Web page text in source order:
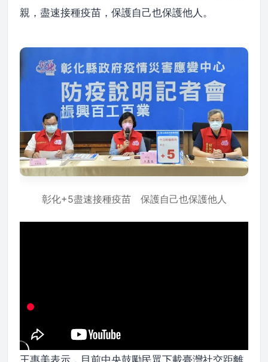
親，盡速接種疫苗，保護自己也保護他人。
彰化+5盡速接種疫苗 保護自己也保護他人
王惠美表示，目前中央鼓勵民眾下載臺灣社交距離